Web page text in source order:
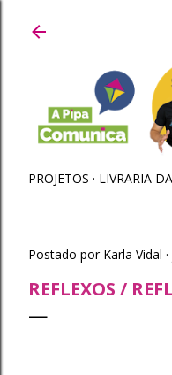
PROJETOS LIVRARIA
Postado por Karla Vidal
REFLEXOS /